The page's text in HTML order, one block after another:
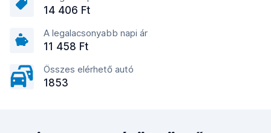
14 406 Ft
A legalacsonyabb napi ár
11 458 Ft
Összes elérhető autó
1853